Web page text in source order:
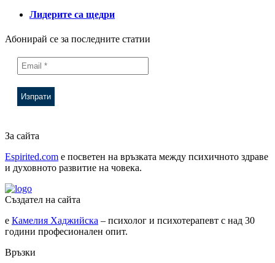
Лидерите са щедри
Абонирай се за последните статии
За сайта
Espirited.com e посветен на връзката между психичното здраве
и духовното развитие на човека.
Създател на сайта
е Камелия Хаджийска – психолог и психотерапевт с над 30
години професионален опит.
Връзки